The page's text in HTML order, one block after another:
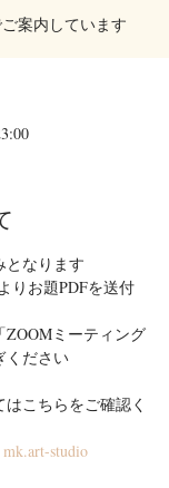
案内しています
となります
りお題PDFを送付
ミーティング
ください
こちらをご確認く
studio